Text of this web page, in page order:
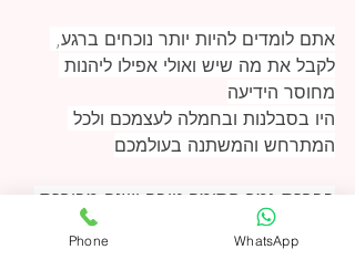
אתם לומדים להיות יותר נוכחים ברגע,
לקבל את מה שיש ואולי אפילו ליהנות
מחוסר הידיעה
היו בסבלנות ובחמלה לעצמכם ולכל
המתרחש והמשתנה בעולמכם
בברכת גמר חתימה טובה ושנה מבורכת.
Phone WhatsApp